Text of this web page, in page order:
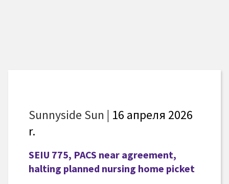
Sunnyside Sun | 16 апреля 2026
r.
SEIU 775, PACS near agreement,
halting planned nursing home picket